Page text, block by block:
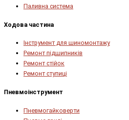
Паливна система
Ходова частина
Інструмент для шиномонтажу
Ремонт підшипників
Ремонт стійок
Ремонт ступиці
Пневмоінструмент
Пневмогайковерти